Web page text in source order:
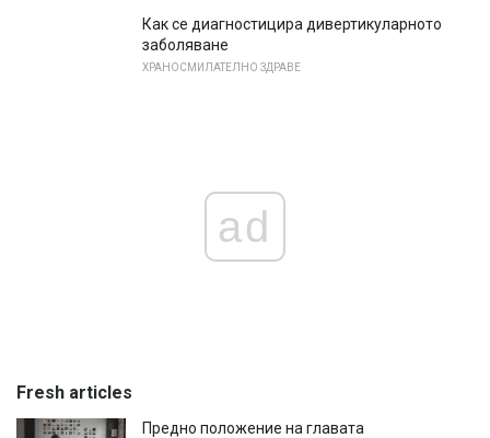
Как се диагностицира дивертикуларното
заболяване
ХРАНОСМИЛАТЕЛНО ЗДРАВЕ
ad
Fresh articles
Предно положение на главата